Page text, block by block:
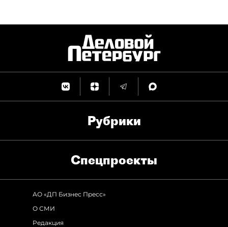
Рубрики
Спец­проекты
АО «ДП Бизнес Пресс»
О СМИ
Редакция